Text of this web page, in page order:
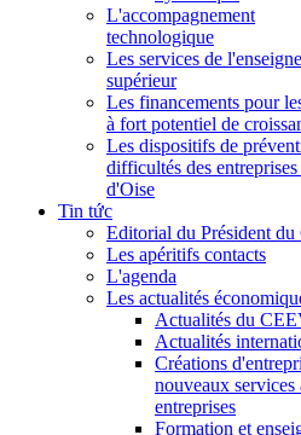
L'accompagnement
technologique
Les services de
supérieur
Les financements pour
à fort potentiel de
Les dispositifs de
difficultés des
d'Oise
Tin tức
Editorial du Président du
Les apéritifs contacts
L'agenda
Les actualités
Actualités du
Actualités
Créations
nouveaux services
entreprises
Formation et